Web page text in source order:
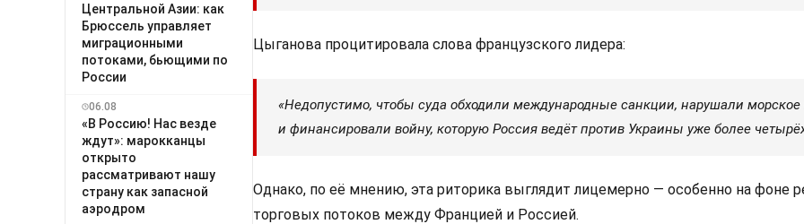
Центральной Азии: как
Брюссель управляет
миграционными
потоками, бьющими по
России
06.08
«В Россию! Нас везде
ждут»: марокканцы
открыто
рассматривают нашу
страну как запасной
аэродром
Цыганова процитировала слова французского лидера:
«Недопустимо, чтобы суда обходили международные санкции, нарушали морское
и финансировали войну, которую Россия ведёт против Украины уже более
Однако, по её мнению, эта риторика выглядит лицемерно — особенно на фоне
торговых потоков между Францией и Россией.